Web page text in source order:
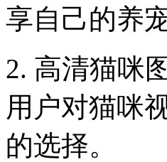
享自己的养
2. 高清猫咪
用户对猫咪
的选择。